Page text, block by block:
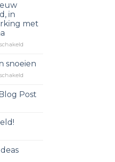
in
met
voor
opnieuw
in
met
snoeien
voor
snoeien
Post